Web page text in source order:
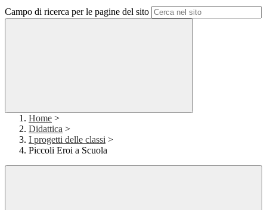
Campo di ricerca per le pagine del sito
Home >
Didattica >
I progetti delle classi >
Piccoli Eroi a Scuola